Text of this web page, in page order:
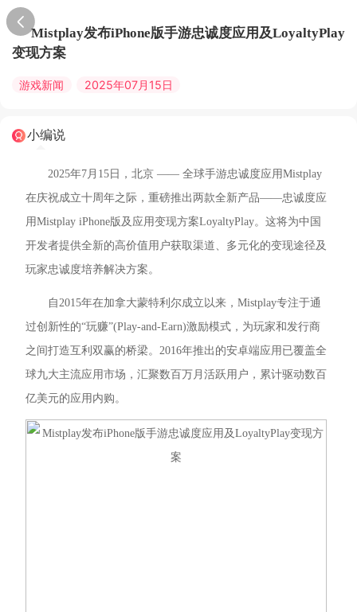
Mistplay发布iPhone版手游忠诚度应用及LoyaltyPlay
变现方案
游戏新闻 2025年07月15日
小编说
2025年7月15日，北京 —— 全球手游忠诚度应用Mistplay
在庆祝成立十周年之际，重磅推出两款全新产品——忠诚度应
用Mistplay iPhone版及应用变现方案LoyaltyPlay。这将为中国
开发者提供全新的高价值用户获取渠道、多元化的变现途径及
玩家忠诚度培养解决方案。
自2015年在加拿大蒙特利尔成立以来，Mistplay专注于通
过创新性的“玩赚”(Play-and-Earn)激励模式，为玩家和发行商
之间打造互利双赢的桥梁。2016年推出的安卓端应用已覆盖全
球九大主流应用市场，汇聚数百万月活跃用户，累计驱动数百
亿美元的应用内购。